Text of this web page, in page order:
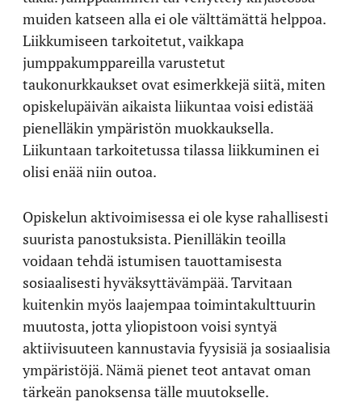
muiden katseen alla ei ole välttämättä helppoa.
Liikkumiseen tarkoitetut, vaikkapa
jumppakumppareilla varustetut
taukonurkkaukset ovat esimerkkejä siitä, miten
opiskelupäivän aikaista liikuntaa voisi edistää
pienelläkin ympäristön muokkauksella.
Liikuntaan tarkoitetussa tilassa liikkuminen ei
olisi enää niin outoa.
Opiskelun aktivoimisessa ei ole kyse rahallisesti
suurista panostuksista. Pienilläkin teoilla
voidaan tehdä istumisen tauottamisesta
sosiaalisesti hyväksyttävämpää. Tarvitaan
kuitenkin myös laajempaa toimintakulttuurin
muutosta, jotta yliopistoon voisi syntyä
aktiivisuuteen kannustavia fyysisiä ja sosiaalisia
ympäristöjä. Nämä pienet teot antavat oman
tärkeän panoksensa tälle muutokselle.